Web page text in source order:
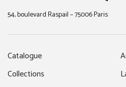
54, boulevard Raspail – 75006 Paris
Catalogue
Collections